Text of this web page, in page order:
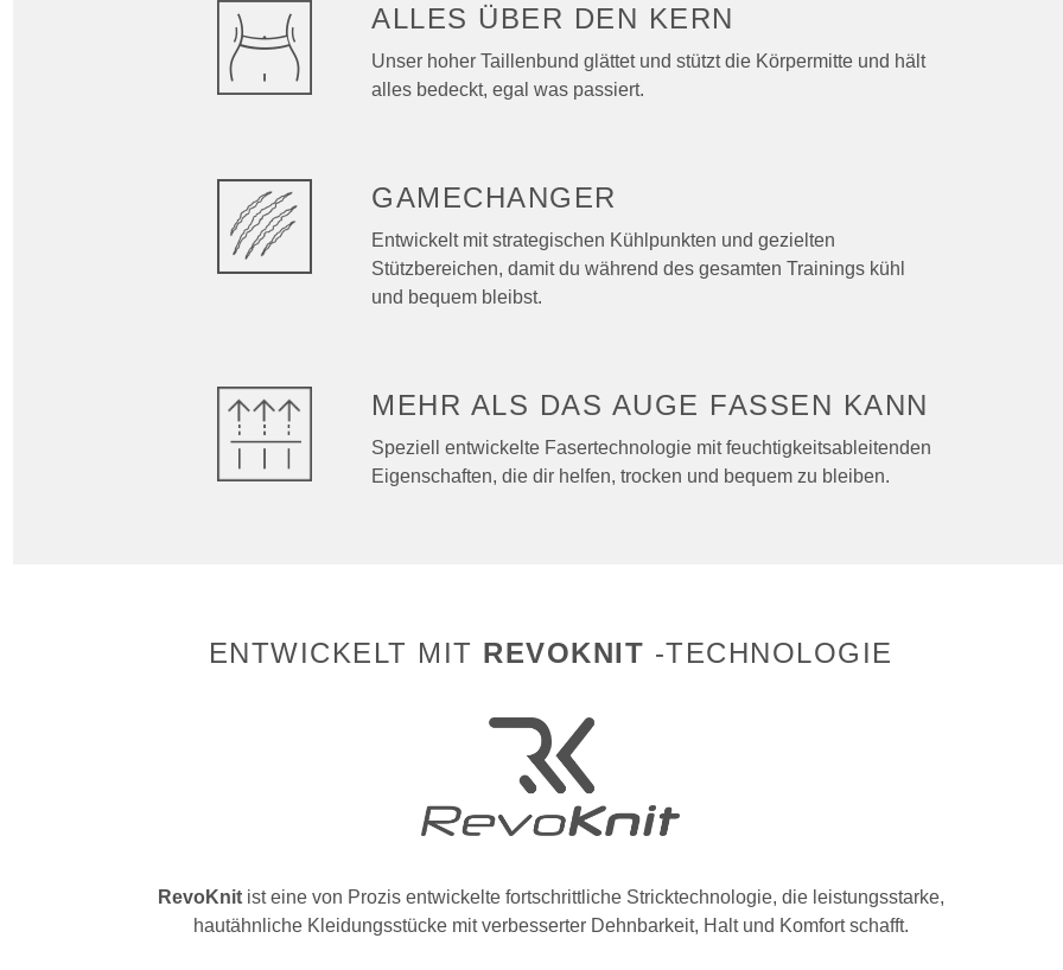
ALLES ÜBER DEN KERN
Unser hoher Taillenbund glättet und stützt die Körpermitte und hält
alles bedeckt, egal was passiert.
GAMECHANGER
Entwickelt mit strategischen Kühlpunkten und gezielten
Stützbereichen, damit du während des gesamten Trainings kühl
und bequem bleibst.
MEHR ALS DAS AUGE FASSEN KANN
Speziell entwickelte Fasertechnologie mit feuchtigkeitsableitenden
Eigenschaften, die dir helfen, trocken und bequem zu bleiben.
ENTWICKELT MIT REVOKNIT -TECHNOLOGIE
RevoKnitist eine von Prozis entwickelte fortschrittliche Stricktechnologie, die leistungsstarke,
hautähnliche Kleidungsstücke mit verbesserter Dehnbarkeit, Halt und Komfort schafft.